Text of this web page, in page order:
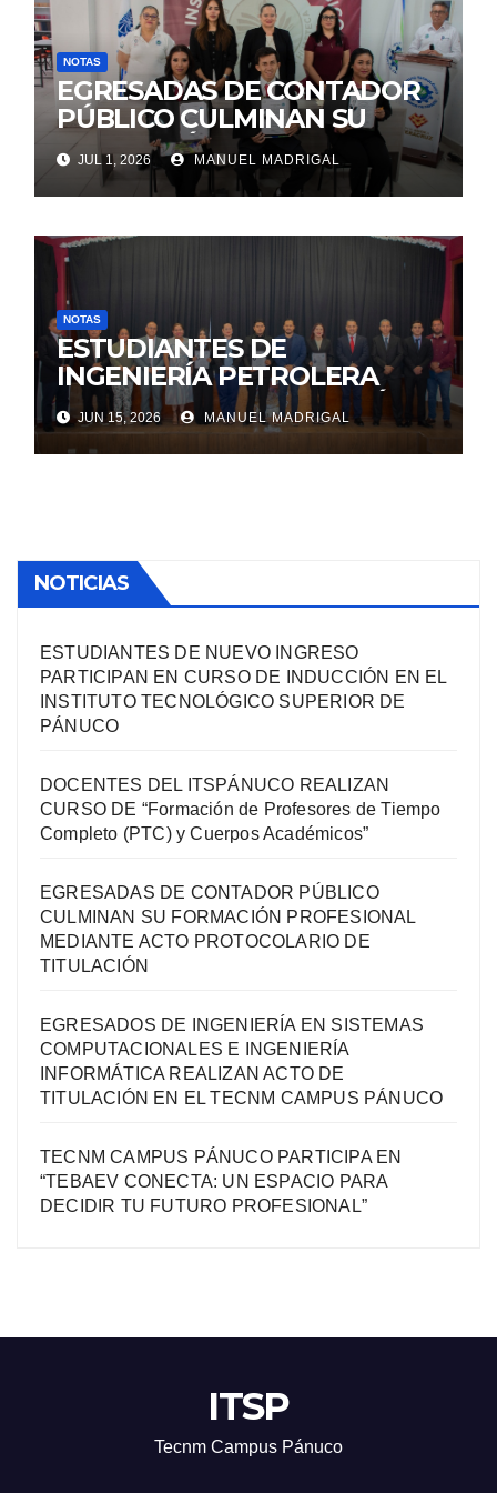
NOTAS
EGRESADAS DE CONTADOR
PÚBLICO CULMINAN SU
FORMACIÓN PROFESIONAL
MEDIANTE ACTO
PROTOCOLARIO DE
TITULACIÓN
JUL 1, 2026 MANUEL MADRIGAL
NOTAS
ESTUDIANTES DE
INGENIERÍA PETROLERA
FINALIZAN SU FORMACIÓN
PROFESIONAL EN EL TECNM
CAMPUS PÁNUCO
JUN 15, 2026 MANUEL MADRIGAL
NOTICIAS
ESTUDIANTES DE NUEVO INGRESO
PARTICIPAN EN CURSO DE INDUCCIÓN EN EL
INSTITUTO TECNOLÓGICO SUPERIOR DE
PÁNUCO
DOCENTES DEL ITSPÁNUCO REALIZAN
CURSO DE “Formación de Profesores de Tiempo
Completo (PTC) y Cuerpos Académicos”
EGRESADAS DE CONTADOR PÚBLICO
CULMINAN SU FORMACIÓN PROFESIONAL
MEDIANTE ACTO PROTOCOLARIO DE
TITULACIÓN
EGRESADOS DE INGENIERÍA EN SISTEMAS
COMPUTACIONALES E INGENIERÍA
INFORMÁTICA REALIZAN ACTO DE
TITULACIÓN EN EL TECNM CAMPUS PÁNUCO
TECNM CAMPUS PÁNUCO PARTICIPA EN
“TEBAEV CONECTA: UN ESPACIO PARA
DECIDIR TU FUTURO PROFESIONAL”
ITSP
Tecnm Campus Pánuco